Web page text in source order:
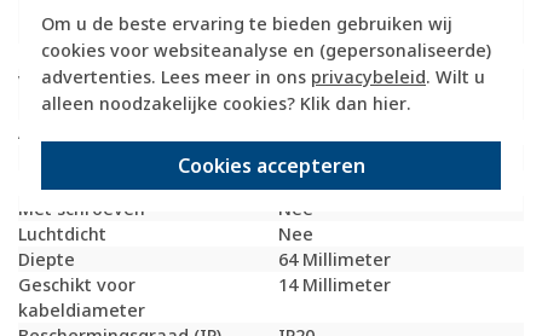
Om u de beste ervaring te bieden gebruiken wij
cookies voor websiteanalyse en (gepersonaliseerde)
advertenties. Lees meer in ons privacybeleid. Wilt u
alleen noodzakelijke cookies? Klik dan hier.
Cookies accepteren
schakelmateriaal
Dekselbevestiging
Overig
Voor aantal
inbouwsokkels
1
Armatuurhaakbevestiging
Nee
Nee
Met schroeven
Nee
Luchtdicht
Nee
Diepte
64 Millimeter
Geschikt voor
kabeldiameter
14 Millimeter